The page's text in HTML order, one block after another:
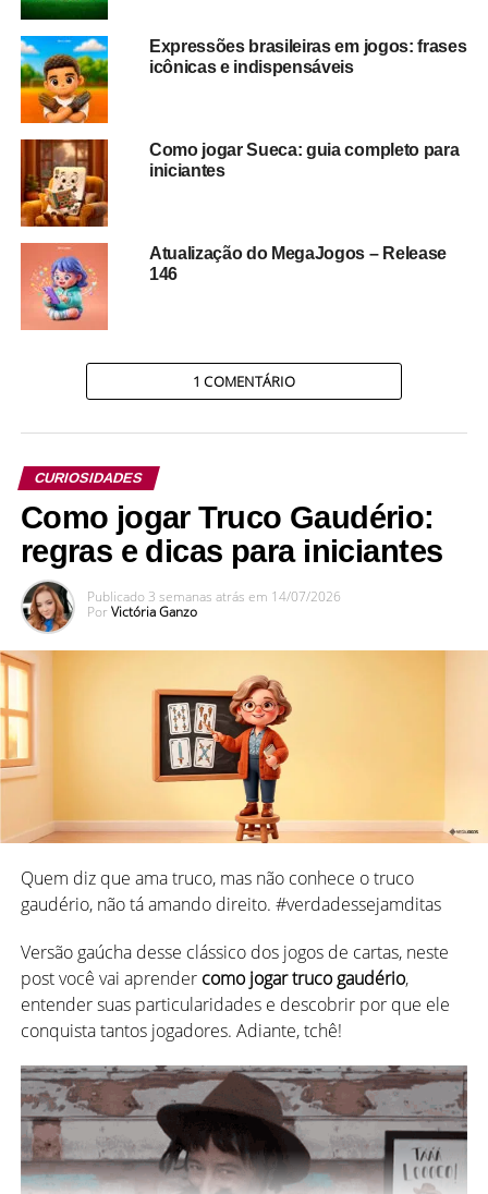
Através de diversas manifestações, greves, comitês e
mobilizações políticas, foi instituído por fim o Dia
Internacional da Mulher como ummomento de reflexão e
de luta.
Mulheres importantes na
história dos jogos de cartas
Com uma história de séculos de repressão, não é de se
estranhar que a presença feminina foi por muito tempo
proibida em bares ecasas de jogo
No entanto, isso não impediu que as almas mais corajosas
ocupassem seu lugar e se destacassem também no
mundo dos jogos de cartas.
Um dos primeiros registros que se tem dessa “rebeldia”,
foi a criação do grupo“Faro Ladies”por aristocratas
inglesas no século 18, quando o ato de jogar em público
não era aceitável para as mulheres.
Expressões brasileiras em jogos: frases
icônicas e indispensáveis
Como jogar Sueca: guia completo para
iniciantes
Atualização do MegaJogos – Release
146
1 COMENTÁRIO
CURIOSIDADES
Como jogar Truco Gaudério:
regras e dicas para iniciantes
Publicado3 semanas atrás em 14/07/2026
Por Victória Ganzo
Quem diz que ama truco, mas não conhece o truco
gaudério, não tá amando direito. #verdadessejamditas
Versão gaúcha desse clássico dos jogos de cartas, neste
post você vai aprender como jogar truco gaudério,
entender suas particularidades e descobrir por que ele
conquista tantos jogadores. Adiante, tchê!